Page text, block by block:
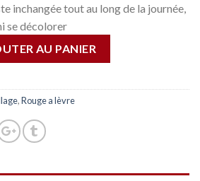
inchangée tout au long de la journée,
se décolorer
AU PANIER
,Rouge a lèvre